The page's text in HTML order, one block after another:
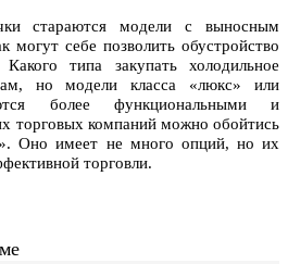
стараются модели с выносным
могут себе позволить обустройство
типа закупать холодильное
но модели класса «люкс» или
более функциональными и
торговых компаний можно обойтись
Оно имеет не много опций, но их
торговли.